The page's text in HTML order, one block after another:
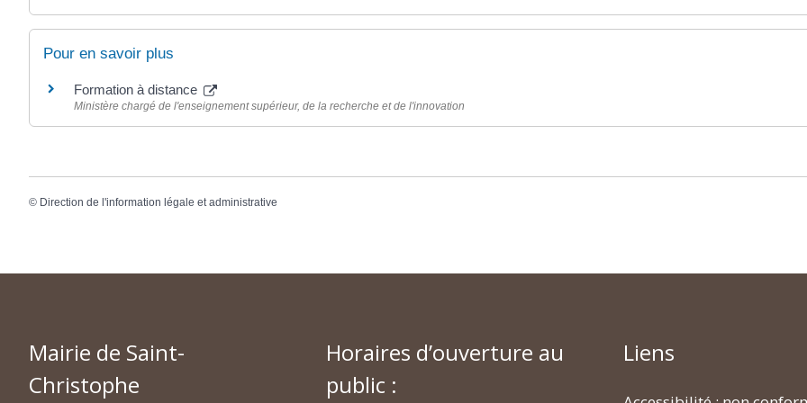
Pour en savoir plus
Formation à distance
Ministère chargé de l'enseignement supérieur, de la recherche et de l'innovation
© Direction de l'information légale et administrative
Mairie de Saint-
Christophe
Horaires d’ouverture au
public :
Liens